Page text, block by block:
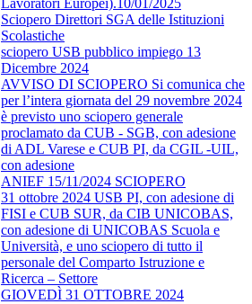
Lavoratori Europei).10/01/2025
Sciopero Direttori SGA delle Istituzioni
Scolastiche
sciopero USB pubblico impiego 13
Dicembre 2024
AVVISO DI SCIOPERO Si comunica che
per l’intera giornata del 29 novembre 2024
è previsto uno sciopero generale
proclamato da CUB - SGB, con adesione
di ADL Varese e CUB PI, da CGIL -UIL,
con adesione
ANIEF 15/11/2024 SCIOPERO
31 ottobre 2024 USB PI, con adesione di
FISI e CUB SUR, da CIB UNICOBAS,
con adesione di UNICOBAS Scuola e
Università, e uno sciopero di tutto il
personale del Comparto Istruzione e
Ricerca – Settore
GIOVEDÌ 31 OTTOBRE 2024